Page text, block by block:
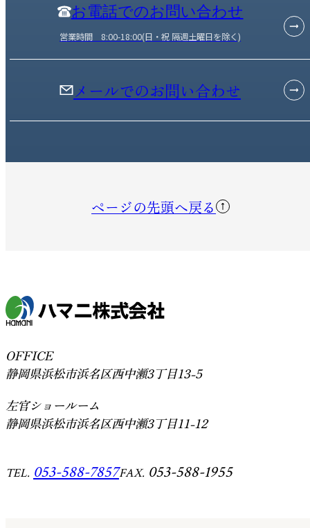
お電話でのお問い合わせ
営業時間 8:00-18:00(日・祝 隔週土曜日を除く)
メールでのお問い合わせ
ページの先頭へ戻る
OFFICE
静岡県浜松市浜名区西中瀬3丁目13-5
左官ショールーム
静岡県浜松市浜名区西中瀬3丁目11-12
TEL. 053-588-7857FAX. 053-588-1955